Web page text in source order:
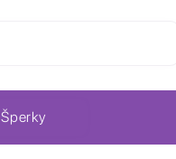
Šperky